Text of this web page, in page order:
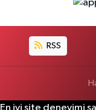
RSS
En iyi site deneyimi